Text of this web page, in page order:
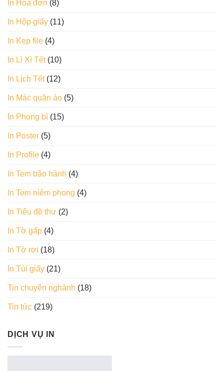
In Hoá đơn (8)
In Hộp giấy (11)
In Kẹp file (4)
In Lì Xì Tết(10)
In Lịch Tết(12)
In Mác quần áo (5)
In Phong bì (15)
In Poster (5)
In Profile (4)
In Tem bảo hành (4)
In Tem niêm phong (4)
In Tiêu đề thư (2)
In Tờ gấp (4)
In Tờ rơi (18)
In Túi giấy (21)
Tin chuyên nghành (18)
Tin tức (219)
DỊCH VỤ IN